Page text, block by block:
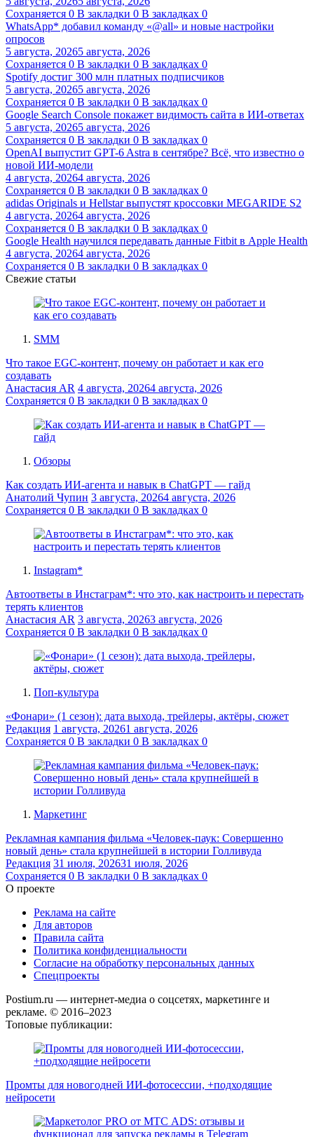
Сохраняется 0 В закладки 0 В закладках 0
WhatsApp* добавил команду «@all» и новые настройки
опросов
5 августа, 20265 августа, 2026
Сохраняется 0 В закладки 0 В закладках 0
Spotify достиг 300 млн платных подписчиков
5 августа, 20265 августа, 2026
Сохраняется 0 В закладки 0 В закладках 0
Google Search Console покажет видимость сайта в ИИ-ответах
5 августа, 20265 августа, 2026
Сохраняется 0 В закладки 0 В закладках 0
OpenAI выпустит GPT-6 Astra в сентябре? Всё, что известно о
новой ИИ-модели
4 августа, 20264 августа, 2026
Сохраняется 0 В закладки 0 В закладках 0
adidas Originals и Hellstar выпустят кроссовки MEGARIDE S2
4 августа, 20264 августа, 2026
Сохраняется 0 В закладки 0 В закладках 0
Google Health научился передавать данные Fitbit в Apple Health
4 августа, 20264 августа, 2026
Сохраняется 0 В закладки 0 В закладках 0
Свежие статьи
SMM
Что такое EGC-контент, почему он работает и как его
создавать
Анастасия AR 4 августа, 20264 августа, 2026
Сохраняется 0 В закладки 0 В закладках 0
Обзоры
Как создать ИИ-агента и навык в ChatGPT — гайд
Анатолий Чупин 3 августа, 20264 августа, 2026
Сохраняется 0 В закладки 0 В закладках 0
Instagram*
Автоответы в Инстаграм*: что это, как настроить и перестать
терять клиентов
Анастасия AR 3 августа, 20263 августа, 2026
Сохраняется 0 В закладки 0 В закладках 0
Поп-культура
«Фонари» (1 сезон): дата выхода, трейлеры, актёры, сюжет
Редакция 1 августа, 20261 августа, 2026
Сохраняется 0 В закладки 0 В закладках 0
Маркетинг
Рекламная кампания фильма «Человек-паук: Совершенно
новый день» стала крупнейшей в истории Голливуда
Редакция 31 июля, 202631 июля, 2026
Сохраняется 0 В закладки 0 В закладках 0
О проекте
Реклама на сайте
Для авторов
Правила сайта
Политика конфиденциальности
Согласие на обработку персональных данных
Спецпроекты
Postium.ru — интернет-медиа о соцсетях, маркетинге и
рекламе. © 2016–2023
Топовые публикации:
Промты для новогодней ИИ-фотосессии, +подходящие
нейросети